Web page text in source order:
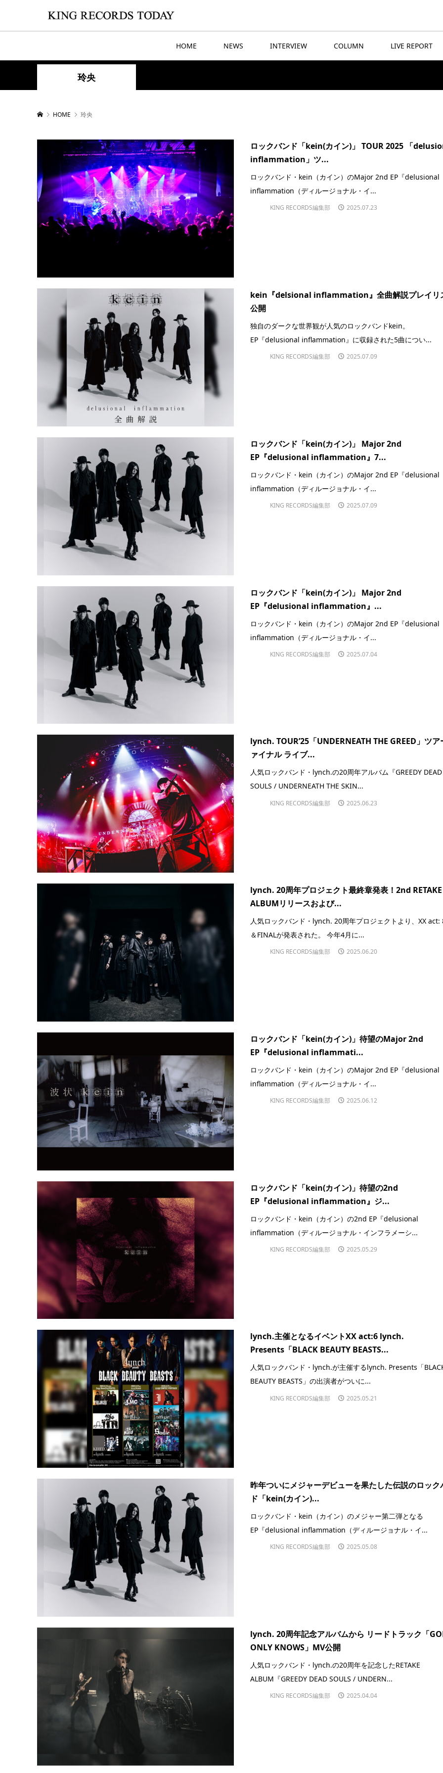
HOME NEWS INTERVIEW COLUMN LIVE REPORT
玲央
HOME 玲央
ロックバンド「kein(カイン)」 TOUR 2025 「
inflammation」ツ...
ロックバンド・kein（カイン）のMajor 2nd EP『delusional
inflammation（ディルージョナル・イ...
KING RECORDS編集部 2025.07.23
kein『delsional inflammation』全曲解説プレイリ
公開
独自のダークな世界観が人気のロックバンドkein。
EP『delusional inflammation』に収録された5曲につい...
KING RECORDS編集部 2025.07.09
ロックバンド「kein(カイン)」 Major 2nd
EP『delusional inflammation』7...
ロックバンド・kein（カイン）のMajor 2nd EP『delusional
inflammation（ディルージョナル・イ...
KING RECORDS編集部 2025.07.09
ロックバンド「kein(カイン)」 Major 2nd
EP『delusional inflammation』...
ロックバンド・kein（カイン）のMajor 2nd EP『delusional
inflammation（ディルージョナル・イ...
KING RECORDS編集部 2025.07.04
lynch. TOUR’25「UNDERNEATH THE GREED」ツア
ァイナル ライブ...
人気ロックバンド・lynch.の20周年アルバム『GREEDY DEAD
SOULS / UNDERNEATH THE SKIN...
KING RECORDS編集部 2025.06.23
lynch. 20周年プロジェクト最終章発表！2nd RETAKE
ALBUMリリースおよび...
人気ロックバンド・lynch. 20周年プロジェクトより、XX act:
＆FINALが発表された。 今年4月に...
KING RECORDS編集部 2025.06.20
ロックバンド「kein(カイン)」待望のMajor 2nd
EP『delusional inflammati...
ロックバンド・kein（カイン）のMajor 2nd EP『delusional
inflammation（ディルージョナル・イ...
KING RECORDS編集部 2025.06.12
ロックバンド「kein(カイン)」待望の2nd
EP『delusional inflammation』ジ...
ロックバンド・kein（カイン）の2nd EP『delusional
inflammation（ディルージョナル・インフラメーシ...
KING RECORDS編集部 2025.05.29
lynch.主催となるイベントXX act:6 lynch.
Presents「BLACK BEAUTY BEASTS...
人気ロックバンド・lynch.が主催するlynch. Presents「
BEAUTY BEASTS」の出演者がついに...
KING RECORDS編集部 2025.05.21
昨年ついにメジャーデビューを果たした伝説のロック
ド「kein(カイン)...
ロックバンド・kein（カイン）のメジャー第二弾となる
EP『delusional inflammation（ディルージョナル・イ...
KING RECORDS編集部 2025.05.08
lynch. 20周年記念アルバムから リードトラック「
ONLY KNOWS」MV公開
人気ロックバンド・lynch.の20周年を記念したRETAKE
ALBUM『GREEDY DEAD SOULS / UNDERN...
KING RECORDS編集部 2025.04.04